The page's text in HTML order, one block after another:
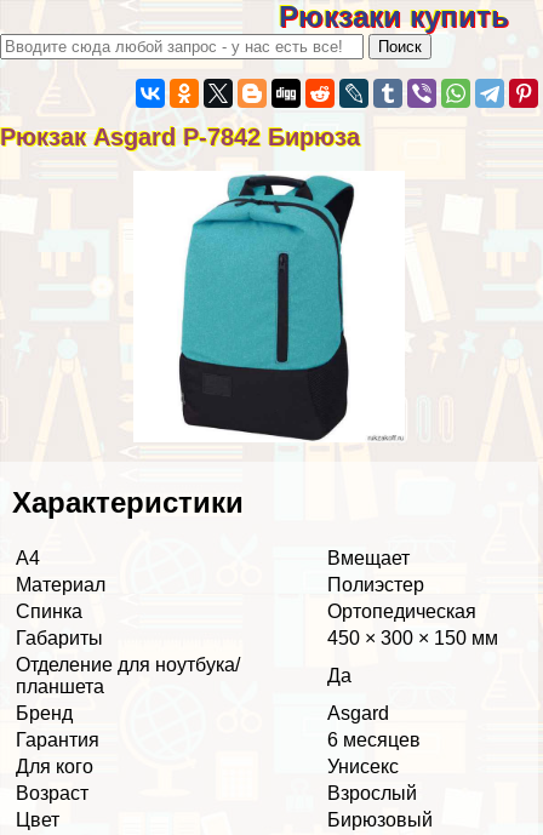
Рюкзаки купить
Рюкзак Asgard Р-7842 Бирюза
Хаpaктеристики
А4
Вмещает
Материал
Полиэстер
Спинка
Ортопедическая
Габариты
450 × 300 × 150 мм
Отделение для ноутбука/
планшета
Да
Бренд
Asgard
Гарантия
6 месяцев
Для кого
Униceкc
Возраст
Взрослый
Цвет
Бирюзовый